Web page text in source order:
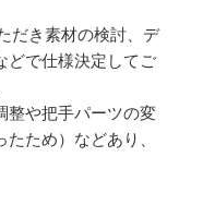
だき素材の検討、デ
どで仕様決定してご
整や把手パーツの変
ため）などあり、